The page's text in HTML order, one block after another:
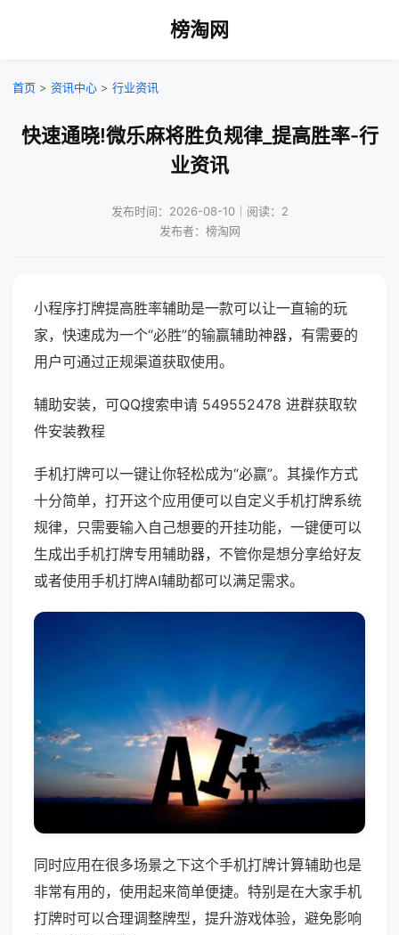
榜淘网
首页 > 资讯中心 > 行业资讯
快速通晓!微乐麻将胜负规律_提高胜率-行
业资讯
发布时间：2026-08-10｜阅读：2
发布者：榜淘网
小程序打牌提高胜率辅助是一款可以让一直输的玩
家，快速成为一个“必胜”的输赢辅助神器，有需要的
用户可通过正规渠道获取使用。
辅助安装，可QQ搜索申请 549552478 进群获取软
件安装教程
手机打牌可以一键让你轻松成为“必赢”。其操作方式
十分简单，打开这个应用便可以自定义手机打牌系统
规律，只需要输入自己想要的开挂功能，一键便可以
生成出手机打牌专用辅助器，不管你是想分享给好友
或者使用手机打牌AI辅助都可以满足需求。
同时应用在很多场景之下这个手机打牌计算辅助也是
非常有用的，使用起来简单便捷。特别是在大家手机
打牌时可以合理调整牌型，提升游戏体验，避免影响